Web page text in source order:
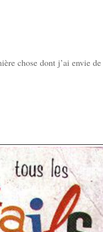
chose dont j’ai envie